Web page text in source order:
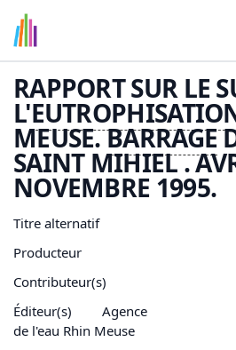
RAPPORT SUR LE
L'
MEUSE.BARRAGE
SAINT MIHIEL .
NOVEMBRE 1995.
Titre alternatif
Producteur
Contributeur(s)
Éditeur(s)
Agence
de l'eau Rhin Meuse